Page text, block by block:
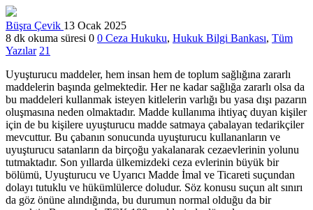
Büşra Çevik 13 Ocak 2025
8 dk okuma süresi 0 0 Ceza Hukuku, Hukuk Bilgi Bankası, Tüm
Yazılar 21
Uyuşturucu maddeler, hem insan hem de toplum sağlığına zararlı
maddelerin başında gelmektedir. Her ne kadar sağlığa zararlı olsa da
bu maddeleri kullanmak isteyen kitlelerin varlığı bu yasa dışı pazarın
oluşmasına neden olmaktadır. Madde kullanıma ihtiyaç duyan kişiler
için de bu kişilere uyuşturucu madde satmaya çabalayan tedarikçiler
mevcuttur. Bu çabanın sonucunda uyuşturucu kullananların ve
uyuşturucu satanların da birçoğu yakalanarak cezaevlerinin yolunu
tutmaktadır. Son yıllarda ülkemizdeki ceza evlerinin büyük bir
bölümü, Uyuşturucu ve Uyarıcı Madde İmal ve Ticareti suçundan
dolayı tutuklu ve hükümlülerce doludur. Söz konusu suçun alt sınırı
da göz önüne alındığında, bu durumun normal olduğu da bir